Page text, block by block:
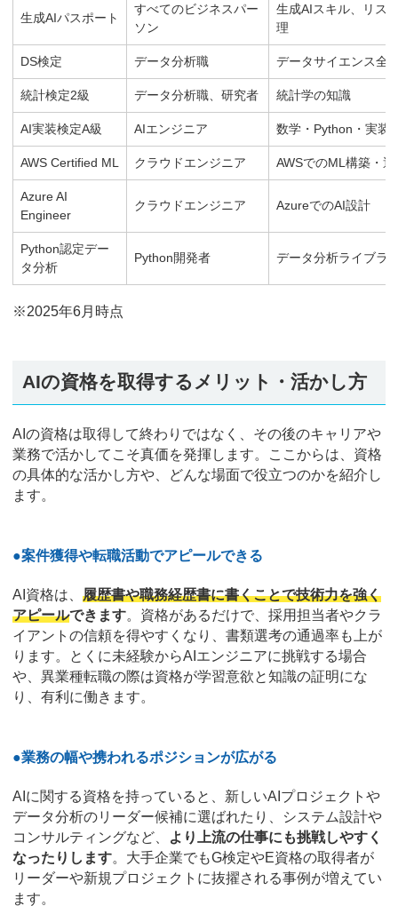
生成AIパスポート
すべてのビジネスパー
ソン
生成AIスキル、リス
理
DS検定 データ分析職 データサイエンス全
統計検定2級 データ分析職、研究者 統計学の知識
AI実装検定A級 AIエンジニア 数学・Python・実装
AWS Certified ML クラウドエンジニア AWSでのML構築・運
Azure AI
Engineer
クラウドエンジニア AzureでのAI設計
Python認定デー
タ分析
Python開発者 データ分析ライブラ
※2025年6月時点
AIの資格を取得するメリット・活かし方
AIの資格は取得して終わりではなく、その後のキャリアや
業務で活かしてこそ真価を発揮します。ここからは、資格
の具体的な活かし方や、どんな場面で役立つのかを紹介し
ます。
●案件獲得や転職活動でアピールできる
AI資格は、 履歴書や職務経歴書に書くことで技術力を強く
アピールできます。資格があるだけで、採用担当者やクラ
イアントの信頼を得やすくなり、書類選考の通過率も上が
ります。とくに未経験からAIエンジニアに挑戦する場合
や、異業種転職の際は資格が学習意欲と知識の証明にな
り、有利に働きます。
●業務の幅や携われるポジションが広がる
AIに関する資格を持っていると、新しいAIプロジェクトや
データ分析のリーダー候補に選ばれたり、システム設計や
コンサルティングなど、
より上流の仕事にも挑戦しやすく
なったりします。大手企業でもG検定やE資格の取得者が
リーダーや新規プロジェクトに抜擢される事例が増えてい
ます。